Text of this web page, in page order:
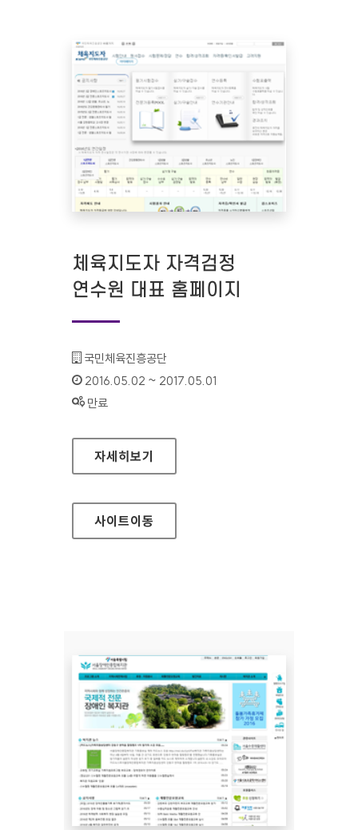
체육지도자 자격검정
연수원 대표 홈페이지
기관명 :
국민체육진흥공단
인증기간 :
2016.05.02 ~ 2017.05.01
상태 :
만료
체육지도자 자격검정 연수원 대표 홈페이지
자세히보기
사이트이동